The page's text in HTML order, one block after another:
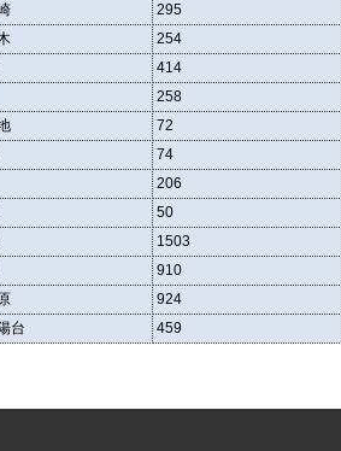
295
254
414
258
72
74
206
50
1503
910
924
台 459